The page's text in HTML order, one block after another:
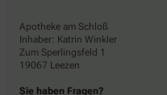
Apotheke am Schloß
Inhaber: Katrin Winkler
Zum Sperlingsfeld 1
19067 Leezen
Sie haben Fragen?